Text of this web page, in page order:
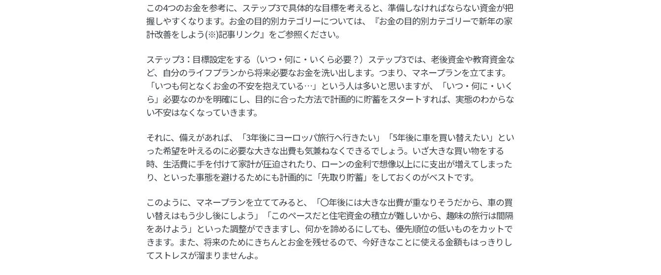
この4つのお金を参考に、ステップ3で具体的な目標を考えると、準備しなければならない資金が把
握しやすくなります。お金の目的別カテゴリーについては、『お金の目的別カテゴリーで新年の家
計改善をしよう(※)記事リンク』をご参照ください。
ステップ3：目標設定をする（いつ・何に・いくら必要？）ステップ3では、老後資金や教育資金な
ど、自分のライフプランから将来必要なお金を洗い出します。つまり、マネープランを立てます。
「いつも何となくお金の不安を抱えている…」という人は多いと思いますが、「いつ・何に・いく
ら」必要なのかを明確にし、目的に合った方法で計画的に貯蓄をスタートすれば、実態のわからな
い不安はなくなっていきます。
それに、備えがあれば、「3年後にヨーロッパ旅行へ行きたい」「5年後に車を買い替えたい」とい
った希望を叶えるのに必要な大きな出費も気兼ねなくできるでしょう。いざ大きな買い物をする
時、生活費に手を付けて家計が圧迫されたり、ローンの金利で想像以上にに支出が増えてしまった
り、といった事態を避けるためにも計画的に「先取り貯蓄」をしておくのがベストです。
このように、マネープランを立ててみると、「〇年後には大きな出費が重なりそうだから、車の買
い替えはもう少し後にしよう」「このペースだと住宅資金の積立が難しいから、趣味の旅行は間隔
をあけよう」といった調整ができますし、何かを諦めるにしても、優先順位の低いものをカットで
きます。また、将来のためにきちんとお金を残せるので、今好きなことに使える金額もはっきりし
てストレスが溜まりませんよ。